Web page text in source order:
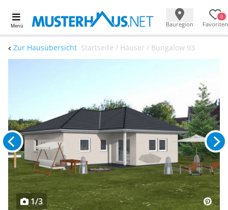
Menü Bauregion
0
Favoriten
Zur Hausübersicht Startseite / Häuser / Bungalow 93
1/3